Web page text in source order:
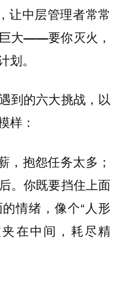
让中层管理者常常
大——要你灭火，
。
到的六大挑战，以
样：
，抱怨任务太多；
。你既要挡住上面
情绪，像个“人形
在中间，耗尽精